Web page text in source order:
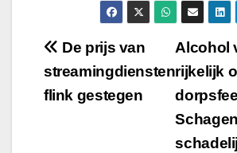
Bericht
navigatie
Alcohol
rijkelijk
De prijs van
streamingdiensten
flink gestegen